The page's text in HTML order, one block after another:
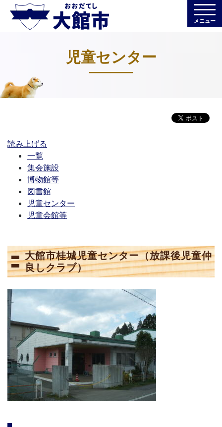
メニュー
児童センター
読み上げる
一覧
集会施設
博物館等
図書館
児童センター
児童会館等
大館市桂城児童センター（放課後児童仲
良しクラブ）